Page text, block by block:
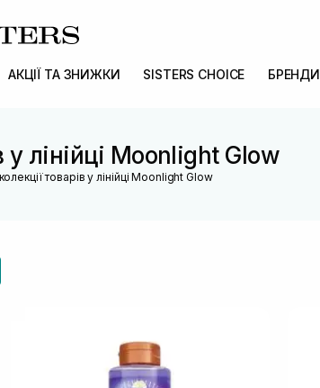
АКЦІЇ ТА ЗНИЖКИ SISTERS CHOICE БРЕНДИ
у лінійці Moonlight Glow
товарів у лінійці Moonlight Glow